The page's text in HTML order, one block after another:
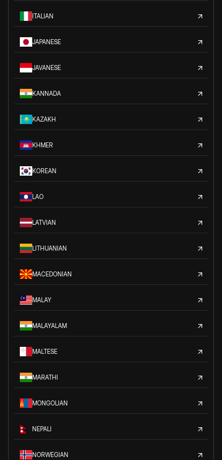
ITALIAN
JAPANESE
JAVANESE
KANNADA
KAZAKH
KHMER
KOREAN
LAO
LATVIAN
LITHUANIAN
MACEDONIAN
MALAY
MALAYALAM
MALTESE
MARATHI
MONGOLIAN
NEPALI
NORWEGIAN